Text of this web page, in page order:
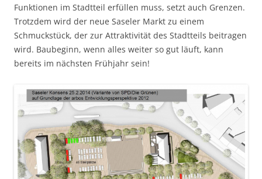
Funktionen im Stadtteil erfüllen muss, setzt auch Grenzen.
Trotzdem wird der neue Saseler Markt zu einem
Schmuckstück, der zur Attraktivität des Stadtteils beitragen
wird. Baubeginn, wenn alles weiter so gut läuft, kann
bereits im nächsten Frühjahr sein!